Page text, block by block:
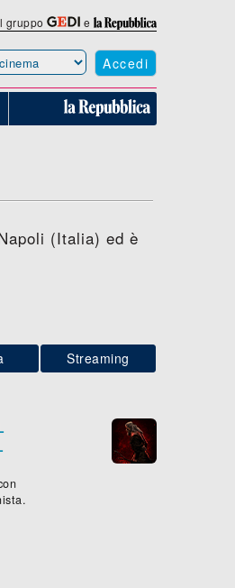
gruppo e
Accedi
(Italia) ed è
Streaming